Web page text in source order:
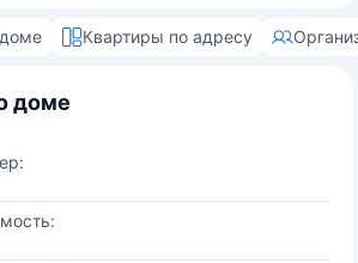
Квартиры по адресу
доме